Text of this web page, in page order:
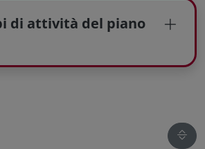
di attività del piano